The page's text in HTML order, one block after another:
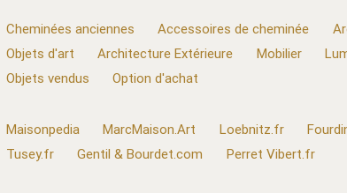
Cheminées anciennes Accessoires de cheminée
Objets d'art
Architecture Extérieure Mobilier
Objets vendus
Option d'achat
Maisonpedia MarcMaison.Art Loebnitz.fr
Tusey.fr
Gentil & Bourdet.com Perret Vibert.fr